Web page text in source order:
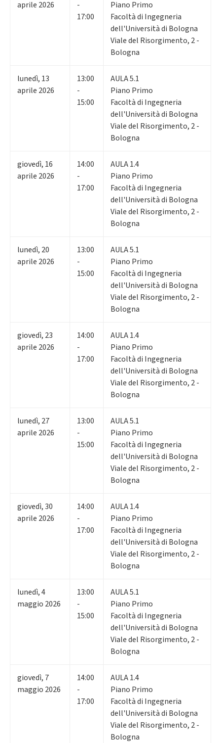
aprile 2026
-
17:00
Piano Primo
Facoltà di Ingegneria
dell'Università di Bologna
Viale del Risorgimento, 2 -
Bologna
lunedì, 13
aprile 2026
13:00
-
15:00
AULA 5.1
Piano Primo
Facoltà di Ingegneria
dell'Università di Bologna
Viale del Risorgimento, 2 -
Bologna
giovedì, 16
aprile 2026
14:00
-
17:00
AULA 1.4
Piano Primo
Facoltà di Ingegneria
dell'Università di Bologna
Viale del Risorgimento, 2 -
Bologna
lunedì, 20
aprile 2026
13:00
-
15:00
AULA 5.1
Piano Primo
Facoltà di Ingegneria
dell'Università di Bologna
Viale del Risorgimento, 2 -
Bologna
giovedì, 23
aprile 2026
14:00
-
17:00
AULA 1.4
Piano Primo
Facoltà di Ingegneria
dell'Università di Bologna
Viale del Risorgimento, 2 -
Bologna
lunedì, 27
aprile 2026
13:00
-
15:00
AULA 5.1
Piano Primo
Facoltà di Ingegneria
dell'Università di Bologna
Viale del Risorgimento, 2 -
Bologna
giovedì,30
aprile 2026
14:00
-
17:00
AULA 1.4
Piano Primo
Facoltà di Ingegneria
dell'Università di Bologna
Viale del Risorgimento, 2 -
Bologna
lunedì,4
maggio 2026
13:00
-
15:00
AULA 5.1
Piano Primo
Facoltà di Ingegneria
dell'Università di Bologna
Viale del Risorgimento, 2 -
Bologna
giovedì, 7
maggio 2026
14:00
-
17:00
AULA 1.4
Piano Primo
Facoltà di Ingegneria
dell'Università di Bologna
Viale del Risorgimento, 2 -
Bologna